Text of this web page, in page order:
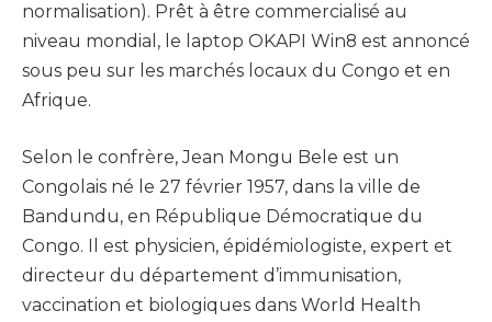
normalisation). Prêt à être commercialisé au
niveau mondial, le laptop OKAPI Win8 est annoncé
sous peu sur les marchés locaux du Congo et en
Afrique.
Selon le confrère, Jean Mongu Bele est un
Congolais né le 27 février 1957, dans la ville de
Bandundu, en République Démocratique du
Congo. Il est physicien, épidémiologiste, expert et
directeur du département d’immunisation,
vaccination et biologiques dans World Health